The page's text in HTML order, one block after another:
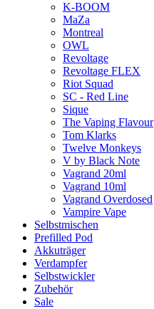
K-BOOM
MaZa
Montreal
OWL
Revoltage
Revoltage FLEX
Riot Squad
SC - Red Line
Sique
The Vaping Flavour
Tom Klarks
Twelve Monkeys
V by Black Note
Vagrand 20ml
Vagrand 10ml
Vagrand Overdosed
Vampire Vape
Selbstmischen
Prefilled Pod
Akkuträger
Verdampfer
Selbstwickler
Zubehör
Sale